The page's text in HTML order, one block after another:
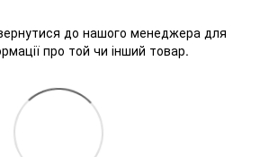
до нашого менеджера для
про той чи інший товар.